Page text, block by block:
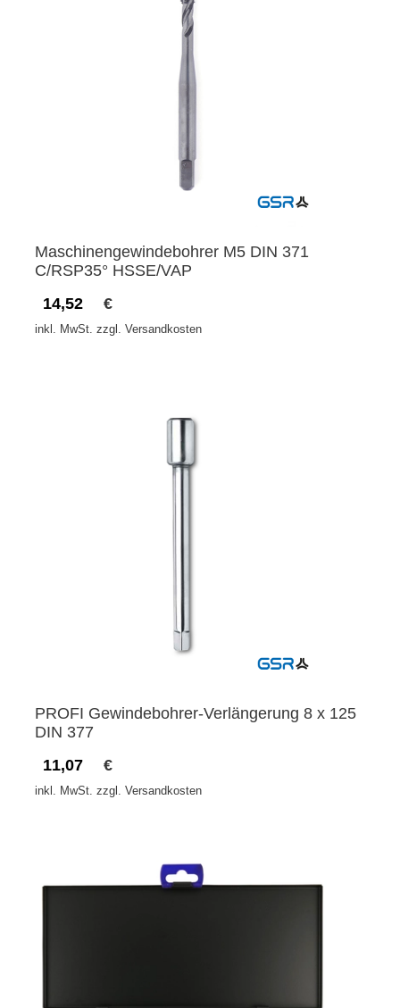
Maschinengewindebohrer M5 DIN 371
C/RSP35° HSSE/VAP
14,52
€
inkl. MwSt. zzgl. Versandkosten
PROFI Gewindebohrer-Verlängerung 8 x 125
DIN 377
11,07
€
inkl. MwSt. zzgl. Versandkosten